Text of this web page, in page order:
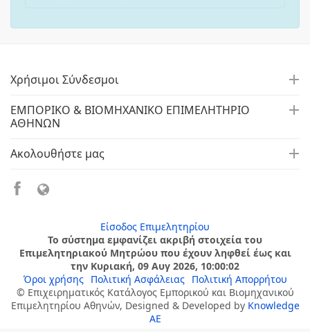
Χρήσιμοι Σύνδεσμοι
ΕΜΠΟΡΙΚΟ & ΒΙΟΜΗΧΑΝΙΚΟ ΕΠΙΜΕΛΗΤΗΡΙΟ
ΑΘΗΝΩΝ
Ακολουθήστε μας
Είσοδος Επιμελητηρίου
Το σύστημα εμφανίζει ακριβή στοιχεία του
Επιμελητηριακού Μητρώου που έχουν ληφθεί έως και
την Κυριακή, 09 Αυγ 2026, 10:00:02
Όροι χρήσης
Πολιτική Ασφάλειας
Πολιτική Απορρήτου
© Επιχειρηματικός Κατάλογος Εμπορικού και Βιομηχανικού
Επιμελητηρίου Αθηνών, Designed & Developed by Knowledge
AE